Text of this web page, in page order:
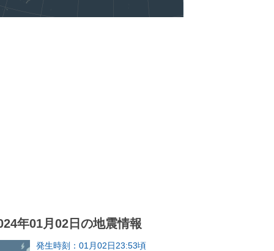
年01月02日の地震情報
発生時刻：01月02日23:53頃